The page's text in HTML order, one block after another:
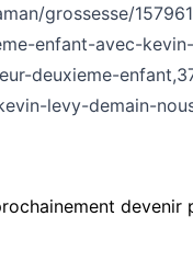
grossesse/
enfant-avec-
deuxieme-
levy-demain-